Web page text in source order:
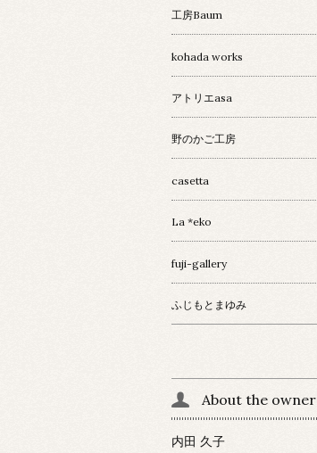
工房Baum
kohada works
アトリエasa
野のかご工房
casetta
La *eko
fuji-gallery
ふじもとまゆみ
About the owner
内田 久子